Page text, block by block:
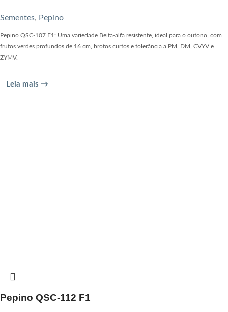
Sementes, Pepino
Pepino QSC-107 F1: Uma variedade Beita-alfa resistente, ideal para o outono, com
frutos verdes profundos de 16 cm, brotos curtos e tolerância a PM, DM, CVYV e
ZYMV.
Leia mais →
Pepino QSC-112 F1